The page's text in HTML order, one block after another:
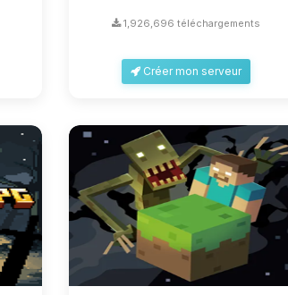
1,926,696 téléchargements
Créer mon serveur